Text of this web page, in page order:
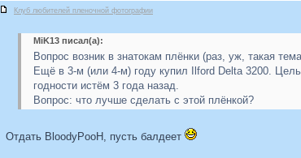
Клуб любителей пленочной фотографии
MiK13 писал(а):
Вопрос возник в знатокам плёнки (раз, уж, такая
Ещё в 3-м (или 4-м) году купил Ilford Delta 3200.
годности истём 3 года назад.
Вопрос: что лучше сделать с этой плёнкой?
Отдать BloodyPooH, пусть балдеет